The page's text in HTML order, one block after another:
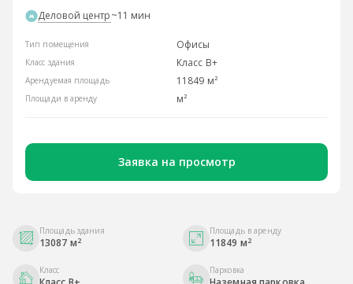
Деловой центр~11 мин
Тип помещения Офисы
Класс здания Класс B+
Арендуемая площадь 11849 м²
Площади в аренду м²
Заявка на просмотр
Площадь здания
13087 м2
Площадь в аренду
11849 м2
Класс Парковка